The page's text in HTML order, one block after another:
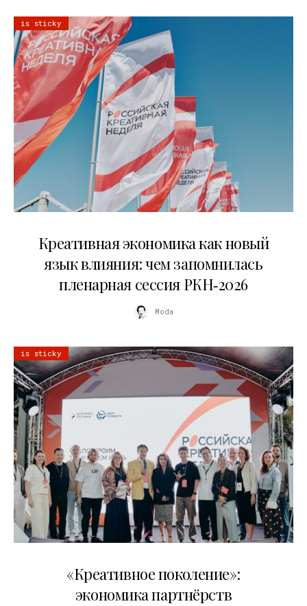
is sticky
Креативная экономика как новый
язык влияния: чем запомнилась
пленарная сессия РКН‑2026
Moda
is sticky
«Креативное поколение»:
экономика партнёрств